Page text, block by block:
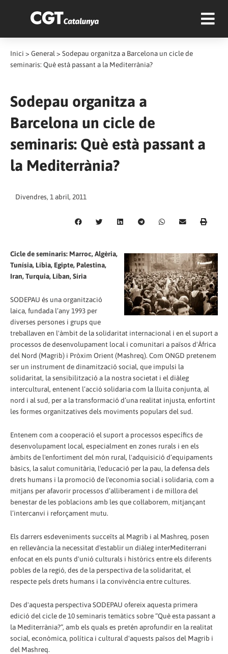
Inici > General > Sodepau organitza a Barcelona un cicle de
seminaris: Què està passant a la Mediterrània?
Sodepau organitza a
Barcelona un cicle de
seminaris: Què està passant a
la Mediterrània?
Divendres, 1 abril, 2011
Cicle de seminaris: Marroc, Algèria,
Tunísia, Líbia, Egipte, Palestina,
Iran, Turquia, Líban, Síria
SODEPAU és una organització
laica, fundada l’any 1993 per
diverses persones i grups que
treballaven en l'àmbit de la solidaritat internacional i en el suport a
processos de desenvolupament local i comunitari a països d'Àfrica
del Nord (Magrib) i Pròxim Orient (Mashreq). Com ONGD pretenem
ser un instrument de dinamització social, que impulsi la
solidaritat, la sensibilització a la nostra societat i el diàleg
intercultural, entenent l’acció solidaria com la lluita conjunta, al
nord i al sud, per a la transformació d’una realitat injusta, enfortint
les formes organitzatives dels moviments populars del sud.
Entenem com a cooperació el suport a processos específics de
desenvolupament local, especialment en zones rurals i en els
àmbits de l'enfortiment del món rural, l'adquisició d’equipaments
bàsics, la salut comunitària, l'educació per la pau, la defensa dels
drets humans i la promoció de l'economia social i solidaria, com a
mitjans per afavorir processos d’alliberament i de millora del
benestar de les poblacions amb les que col·laborem, mitjançant
l’intercanvi i reforçament mutu.
Els darrers esdeveniments succeïts al Magrib i al Mashreq, posen
en rellevància la necessitat d'establir un diàleg interMediterrani
enfocat en els punts d'unió culturals i històrics entre els diferents
pobles de la regió, des de la perspectiva de la solidaritat, el
respecte pels drets humans i la convivència entre cultures.
Des d'aquesta perspectiva SODEPAU ofereix aquesta primera
edició del cicle de 10 seminaris temàtics sobre “Què esta passant a
la Mediterrània?”, amb els quals es pretén aprofundir en la realitat
social, econòmica, política i cultural d'aquests països del Magrib i
del Mashreq.